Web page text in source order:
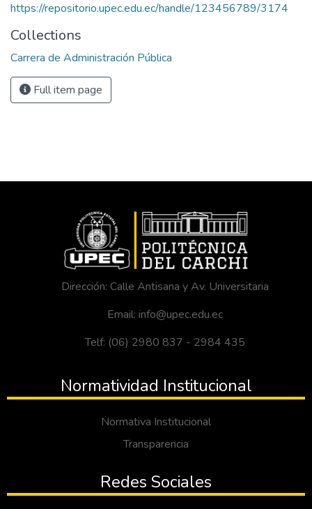
https://repositorio.upec.edu.ec/handle/123456789/3174
Collections
Carrera de Administración Pública
Full item page
Dirección: Calle Antisana y Av. Universitaria
Email: info@upec.edu.ec
Telf: (06) 2980 837 - 2984 435
Normatividad Institucional
Normativa Institucional
Transparencia
Redes Sociales